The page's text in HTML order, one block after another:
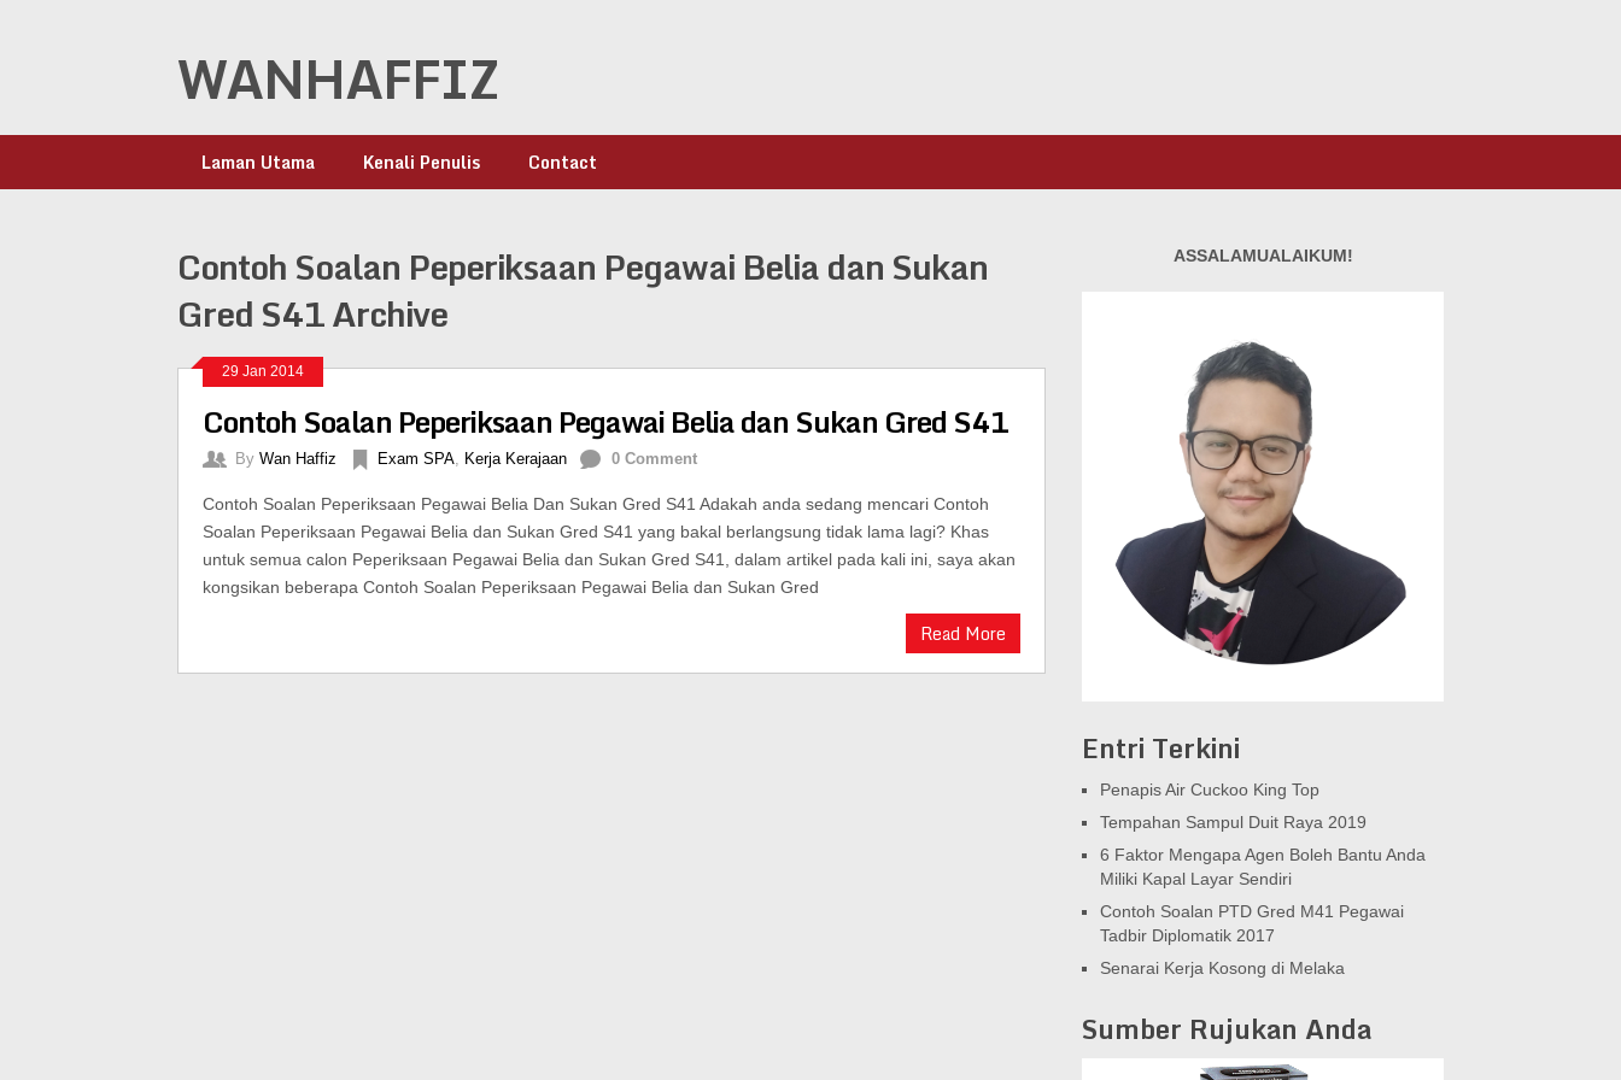
WANHAFFIZ
Laman Utama Kenali Penulis Contact
Contoh Soalan Peperiksaan Pegawai Belia dan Sukan
Gred S41 Archive
29 Jan 2014
Contoh Soalan Peperiksaan Pegawai Belia dan Sukan Gred S41
By Wan Haffiz Exam SPA, Kerja Kerajaan 0 Comment
Contoh Soalan Peperiksaan Pegawai Belia Dan Sukan Gred S41 Adakah anda sedang mencari Contoh
Soalan Peperiksaan Pegawai Belia dan Sukan Gred S41 yang bakal berlangsung tidak lama lagi? Khas
untuk semua calon Peperiksaan Pegawai Belia dan Sukan Gred S41, dalam artikel pada kali ini, saya akan
kongsikan beberapa Contoh Soalan Peperiksaan Pegawai Belia dan Sukan Gred
Read More
ASSALAMUALAIKUM!
Entri Terkini
Penapis Air Cuckoo King Top
Tempahan Sampul Duit Raya 2019
6 Faktor Mengapa Agen Boleh Bantu Anda
Miliki Kapal Layar Sendiri
Contoh Soalan PTD Gred M41 Pegawai
Tadbir Diplomatik 2017
Senarai Kerja Kosong di Melaka
Sumber Rujukan Anda